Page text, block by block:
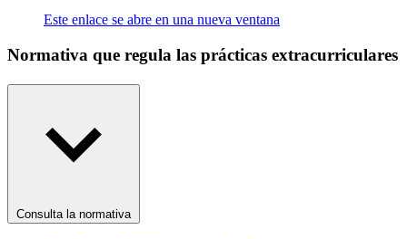
Este enlace se abre en una nueva ventana
Normativa que regula las prácticas extracurriculares
Consulta la normativa